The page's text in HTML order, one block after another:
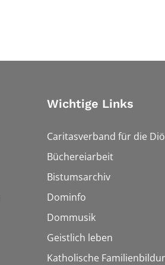
Wichtige Links
Caritasverband für die
Büchereiarbeit
Bistumsarchiv
Dominfo
Dommusik
Geistlich leben
Katholische